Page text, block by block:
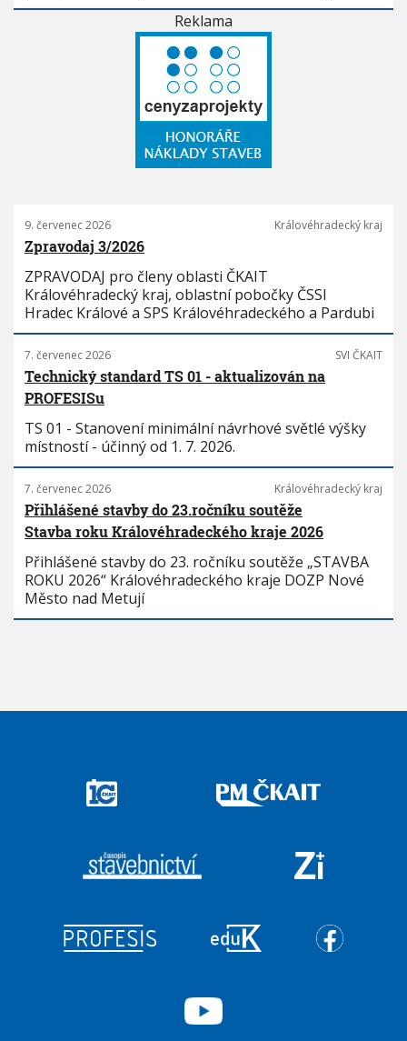
Reklama
9. červenec 2026 Královéhradecký kraj
Zpravodaj 3/2026
ZPRAVODAJ pro členy oblasti ČKAIT
Královéhradecký kraj, oblastní pobočky ČSSI
Hradec Králové a SPS Královéhradeckého a Pardubi
7. červenec 2026 SVI ČKAIT
Technický standard TS 01 - aktualizován na
PROFESISu
TS 01 - Stanovení minimální návrhové světlé výšky
místností - účinný od 1. 7. 2026.
7. červenec 2026 Královéhradecký kraj
Přihlášené stavby do 23.ročníku soutěže
Stavba roku Královéhradeckého kraje 2026
Přihlášené stavby do 23. ročníku soutěže „STAVBA
ROKU 2026“ Královéhradeckého kraje DOZP Nové
Město nad Metují